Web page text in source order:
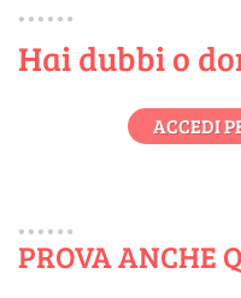
Hai dubbi o
ACCEDI
PROVA ANCHE